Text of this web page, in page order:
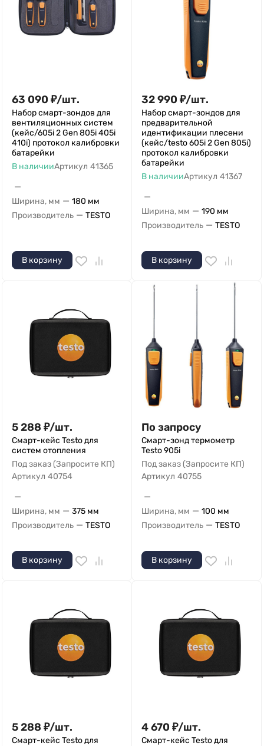
63 090 ₽/шт.
Набор смарт-зондов для
вентиляционных систем
(кейс/605i 2 Gen 805i 405i
410i) протокол калибровки
батарейки
В наличииАртикул 41365
—
Ширина, мм — 180 мм
Производитель — TESTO
В корзину
32 990 ₽/шт.
Набор смарт-зондов для
предварительной
идентификации плесени
(кейс/testo 605i 2 Gen 805i)
протокол калибровки
батарейки
В наличииАртикул 41367
—
Ширина, мм — 190 мм
Производитель — TESTO
В корзину
5 288 ₽/шт.
Смарт-кейс Testo для
систем отопления
Под заказ (Запросите КП)
Артикул 40754
—
Ширина, мм — 375 мм
Производитель — TESTO
В корзину
По запросу
Смарт-зонд термометр
Testo 905i
Под заказ (Запросите КП)
Артикул 40755
—
Ширина, мм — 100 мм
Производитель — TESTO
В корзину
5 288 ₽/шт.
Смарт-кейс Testo для
4 670 ₽/шт.
Смарт-кейс Testo для